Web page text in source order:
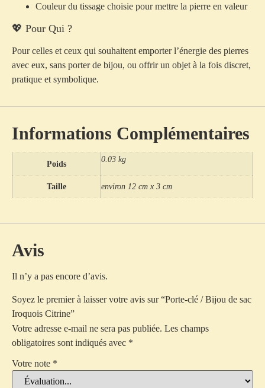
Couleur du tissage choisie pour mettre la pierre en valeur
💖 Pour Qui ?
Pour celles et ceux qui souhaitent emporter l’énergie des pierres
avec eux, sans porter de bijou, ou offrir un objet à la fois discret,
pratique et symbolique.
Informations Complémentaires
Poids 0.03 kg
Taille environ 12 cm x 3 cm
Avis
Il n’y a pas encore d’avis.
Soyez le premier à laisser votre avis sur “Porte-clé / Bijou de sac
Iroquois Citrine”
Votre adresse e-mail ne sera pas publiée. Les champs
obligatoires sont indiqués avec *
Votre note *